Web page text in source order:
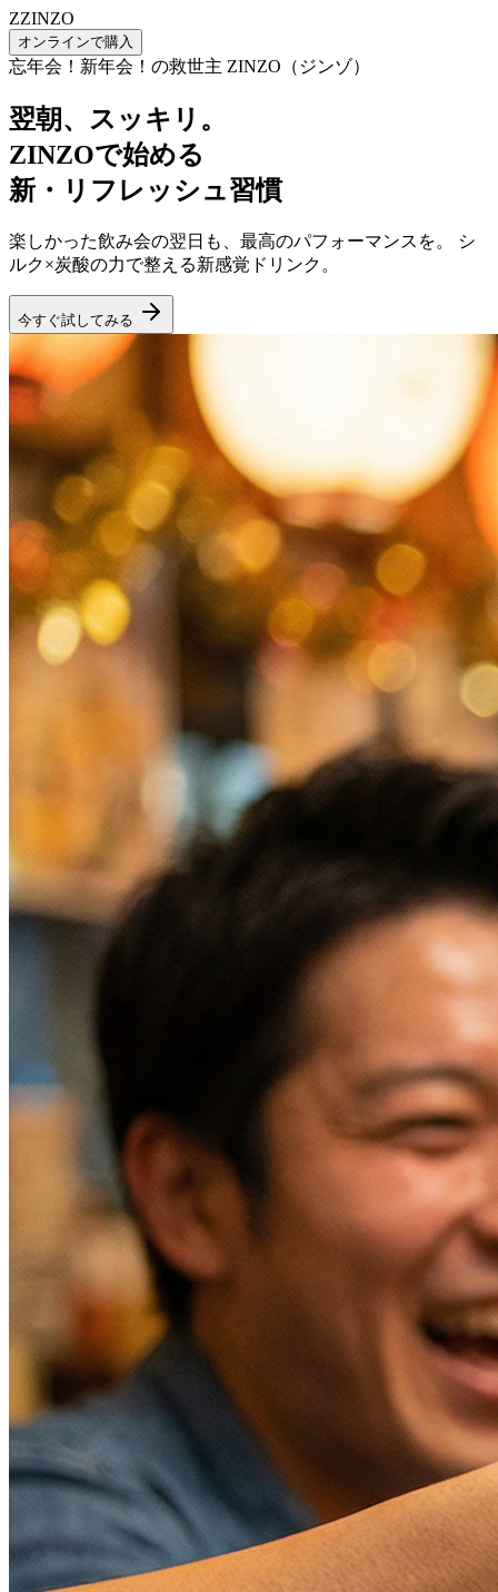
ZZINZO
オンラインで購入
忘年会！新年会！の救世主 ZINZO（ジンゾ）
翌朝、スッキリ。
ZINZOで始める
新・リフレッシュ習慣
楽しかった飲み会の翌日も、最高のパフォーマンスを。 シ
ルク×炭酸の力で整える新感覚ドリンク。
今すぐ試してみる